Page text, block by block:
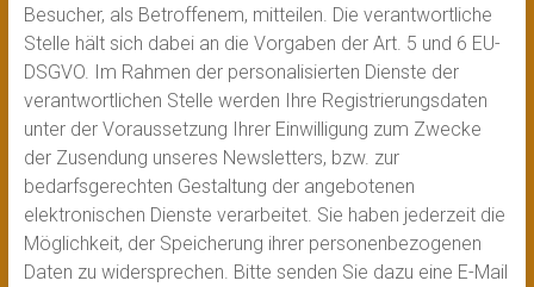
Besucher, als Betroffenem, mitteilen. Die verantwortliche
Stelle hält sich dabei an die Vorgaben der Art. 5 und 6 EU-
DSGVO. Im Rahmen der personalisierten Dienste der
verantwortlichen Stelle werden Ihre Registrierungsdaten
unter der Voraussetzung Ihrer Einwilligung zum Zwecke
der Zusendung unseres Newsletters, bzw. zur
bedarfsgerechten Gestaltung der angebotenen
elektronischen Dienste verarbeitet. Sie haben jederzeit die
Möglichkeit, der Speicherung ihrer personenbezogenen
Daten zu widersprechen. Bitte senden Sie dazu eine E-Mail